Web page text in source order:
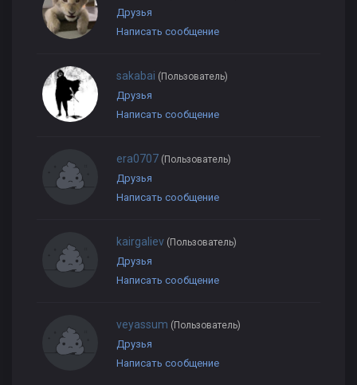
Друзья
Написать сообщение
sаkabai (Пользователь)
Друзья
Написать сообщение
era0707 (Пользователь)
Друзья
Написать сообщение
kairgaliev (Пользователь)
Друзья
Написать сообщение
veyassum (Пользователь)
Друзья
Написать сообщение